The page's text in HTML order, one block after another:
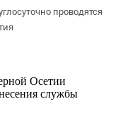
проводятся
Осетии
службы